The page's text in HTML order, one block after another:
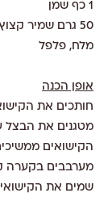
1 כף שמן
50 גרם שמיר קצוץ
מלח, פלפל
אופן הכנה
חותכים את
מטגנים את הבצל
הקישואים
מערבבים בקערה
שמים את